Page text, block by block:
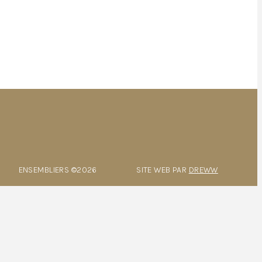
ENSEMBLIERS ©2026 SITE WEB PAR DREWW